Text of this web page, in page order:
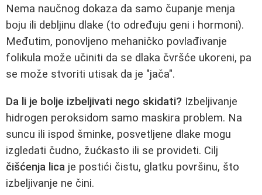
Nema naučnog dokaza da samo čupanje menja
boju ili debljinu dlake (to određuju geni i hormoni).
Međutim, ponovljeno mehaničko povlađivanje
folikula može učiniti da se dlaka čvršće ukoreni, pa
se može stvoriti utisak da je "jača".
Da li je bolje izbeljivati nego skidati? Izbeljivanje
hidrogen peroksidom samo maskira problem. Na
suncu ili ispod šminke, posvetljene dlake mogu
izgledati čudno, žućkasto ili se provideti. Cilj
čišćenja lica je postići čistu, glatku površinu, što
izbeljivanje ne čini.